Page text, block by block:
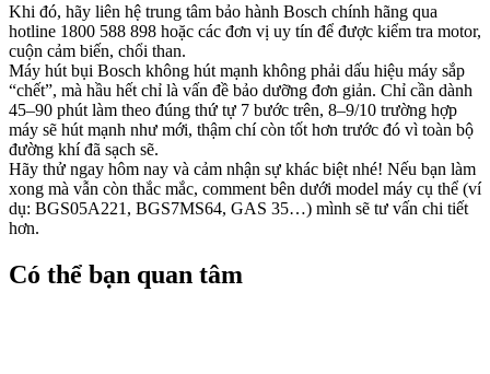
Khi đó, hãy liên hệ trung tâm bảo hành Bosch chính hãng qua
hotline 1800 588 898 hoặc các đơn vị uy tín để được kiểm tra motor,
cuộn cảm biến, chổi than.
Máy hút bụi Bosch không hút mạnh không phải dấu hiệu máy sắp
“chết”, mà hầu hết chỉ là vấn đề bảo dưỡng đơn giản. Chỉ cần dành
45–90 phút làm theo đúng thứ tự 7 bước trên, 8–9/10 trường hợp
máy sẽ hút mạnh như mới, thậm chí còn tốt hơn trước đó vì toàn bộ
đường khí đã sạch sẽ.
Hãy thử ngay hôm nay và cảm nhận sự khác biệt nhé! Nếu bạn làm
xong mà vẫn còn thắc mắc, comment bên dưới model máy cụ thể (ví
dụ: BGS05A221, BGS7MS64, GAS 35…) mình sẽ tư vấn chi tiết
hơn.
Có thể bạn quan tâm